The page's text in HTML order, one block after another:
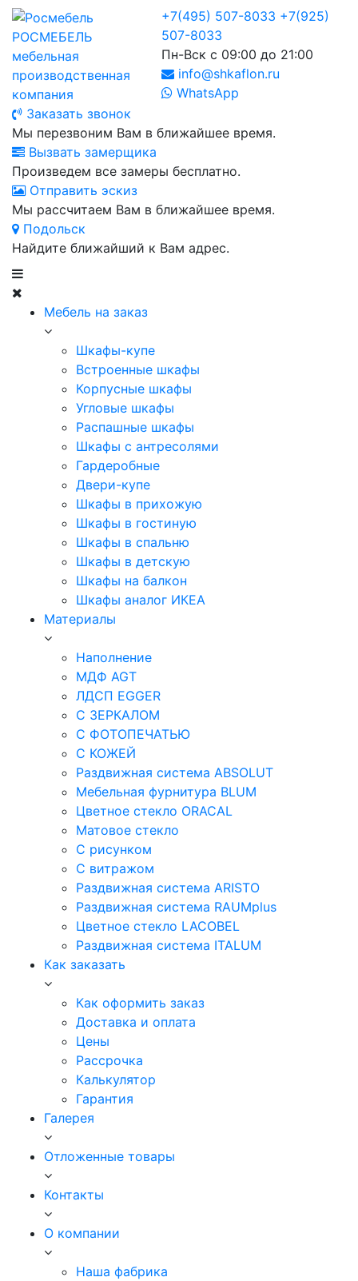
РОСМЕБЕЛЬ
мебельная
производственная
компания
+7(495) 507-8033 +7(925)
507-8033
Пн-Вск с 09:00 до 21:00
info@shkaflon.ru
WhatsApp
Заказать звонок
Мы перезвоним Вам в ближайшее время.
Вызвать замерщика
Произведем все замеры бесплатно.
Отправить эскиз
Мы рассчитаем Вам в ближайшее время.
Подольск
Найдите ближайший к Вам адрес.
Мебель на заказ
Шкафы-купе
Встроенные шкафы
Корпусные шкафы
Угловые шкафы
Распашные шкафы
Шкафы с антресолями
Гардеробные
Двери-купе
Шкафы в прихожую
Шкафы в гостиную
Шкафы в спальню
Шкафы в детскую
Шкафы на балкон
Шкафы аналог ИКЕА
Материалы
Наполнение
МДФ AGT
ЛДСП EGGER
С ЗЕРКАЛОМ
С ФОТОПЕЧАТЬЮ
С КОЖЕЙ
Раздвижная система ABSOLUT
Мебельная фурнитура BLUM
Цветное стекло ORACAL
Матовое стекло
C рисунком
C витражом
Раздвижная система ARISTO
Раздвижная система RAUMplus
Цветное стекло LACOBEL
Раздвижная система ITALUM
Как заказать
Как оформить заказ
Доставка и оплата
Цены
Рассрочка
Калькулятор
Гарантия
Галерея
Отложенные товары
Контакты
О компании
Наша фабрика